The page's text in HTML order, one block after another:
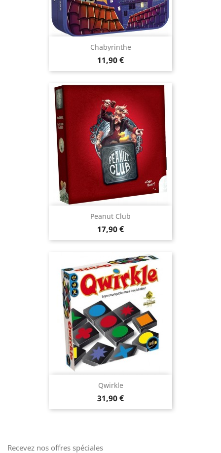
Chabyrinthe
Prix
11,90 €
Peanut Club
Prix
17,90 €
Qwirkle
Prix
31,90 €
Recevez nos offres spéciales